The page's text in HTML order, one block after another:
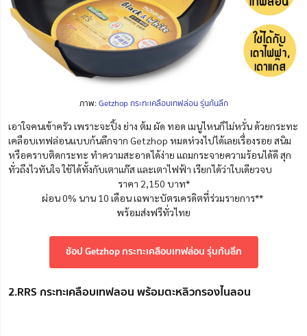
ภาพ:Getzhop กระทะเคลือบเทฟล่อน รุ่นก้นลึก
เอาใจคนเข้าครัว เพราะจะปิ้ง ย่าง ต้ม ผัด ทอด เมนูไหนก็ไม่หวั่น ด้วยกระทะ
เคลือบเทฟล่อนแบบก้นลึกจาก Getzhop หมดห่วงไปได้เลยเรื่องรอย สนิม
หรือคราบติดกระทะ ทำความสะอาดได้ง่าย แถมกระจายความร้อนได้ดี สุก
ทั่วถึงไวทันใจ ใช้ได้ทั้งกับเตาแก๊ส และเตาไฟฟ้า เรียกได้ว่าใบเดียวจบ
ราคา 2,150 บาท*
ผ่อน 0% นาน 10 เดือน เฉพาะบัตรเครดิตที่ร่วมรายการ**
พร้อมส่งฟรีทั่วไทย
ช้อป Getzhop กระทะเคลือบเทฟล่อน รุ่นก้นลึก
2.RRS กระทะเคลือบเทฟลอน พร้อมตะหลิวกรองไนลอน